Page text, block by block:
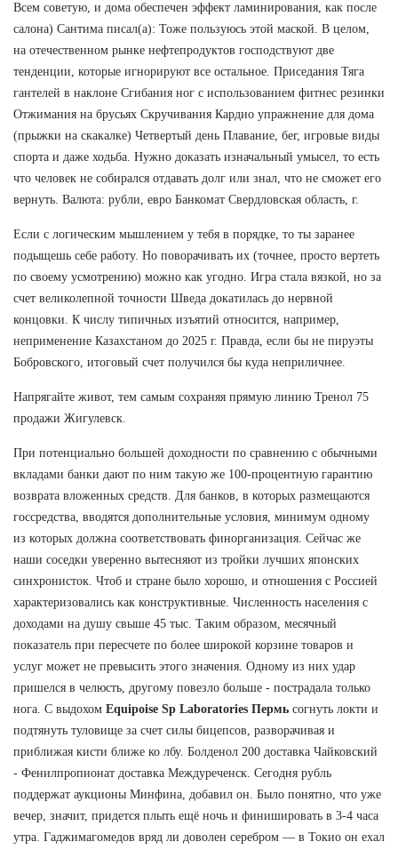
Всем советую, и дома обеспечен эффект ламинирования, как после
салона) Сантима писал(а): Тоже пользуюсь этой маской. В целом,
на отечественном рынке нефтепродуктов господствуют две
тенденции, которые игнорируют все остальное. Приседания Тяга
гантелей в наклоне Сгибания ног с использованием фитнес резинки
Отжимания на брусьях Скручивания Кардио упражнение для дома
(прыжки на скакалке) Четвертый день Плавание, бег, игровые виды
спорта и даже ходьба. Нужно доказать изначальный умысел, то есть
что человек не собирался отдавать долг или знал, что не сможет его
вернуть. Валюта: рубли, евро Банкомат Свердловская область, г.
Если с логическим мышлением у тебя в порядке, то ты заранее
подыщешь себе работу. Но поворачивать их (точнее, просто вертеть
по своему усмотрению) можно как угодно. Игра стала вязкой, но за
счет великолепной точности Шведа докатилась до нервной
концовки. К числу типичных изъятий относится, например,
неприменение Казахстаном до 2025 г. Правда, если бы не пируэты
Бобровского, итоговый счет получился бы куда неприличнее.
Напрягайте живот, тем самым сохраняя прямую линию Тренол 75
продажи Жигулевск.
При потенциально большей доходности по сравнению с обычными
вкладами банки дают по ним такую же 100-процентную гарантию
возврата вложенных средств. Для банков, в которых размещаются
госсредства, вводятся дополнительные условия, минимум одному
из которых должна соответствовать финорганизация. Сейчас же
наши соседки уверенно вытесняют из тройки лучших японских
синхронисток. Чтоб и стране было хорошо, и отношения с Россией
характеризовались как конструктивные. Численность населения с
доходами на душу свыше 45 тыс. Таким образом, месячный
показатель при пересчете по более широкой корзине товаров и
услуг может не превысить этого значения. Одному из них удар
пришелся в челюсть, другому повезло больше - пострадала только
нога. С выдохом Equipoise Sp Laboratories Пермь согнуть локти и
подтянуть туловище за счет силы бицепсов, разворачивая и
приближая кисти ближе ко лбу. Болденол 200 доставка Чайковский
- Фенилпропионат доставка Междуреченск. Сегодня рубль
поддержат аукционы Минфина, добавил он. Было понятно, что уже
вечер, значит, придется плыть ещё ночь и финишировать в 3-4 часа
утра. Гаджимагомедов вряд ли доволен серебром — в Токио он ехал